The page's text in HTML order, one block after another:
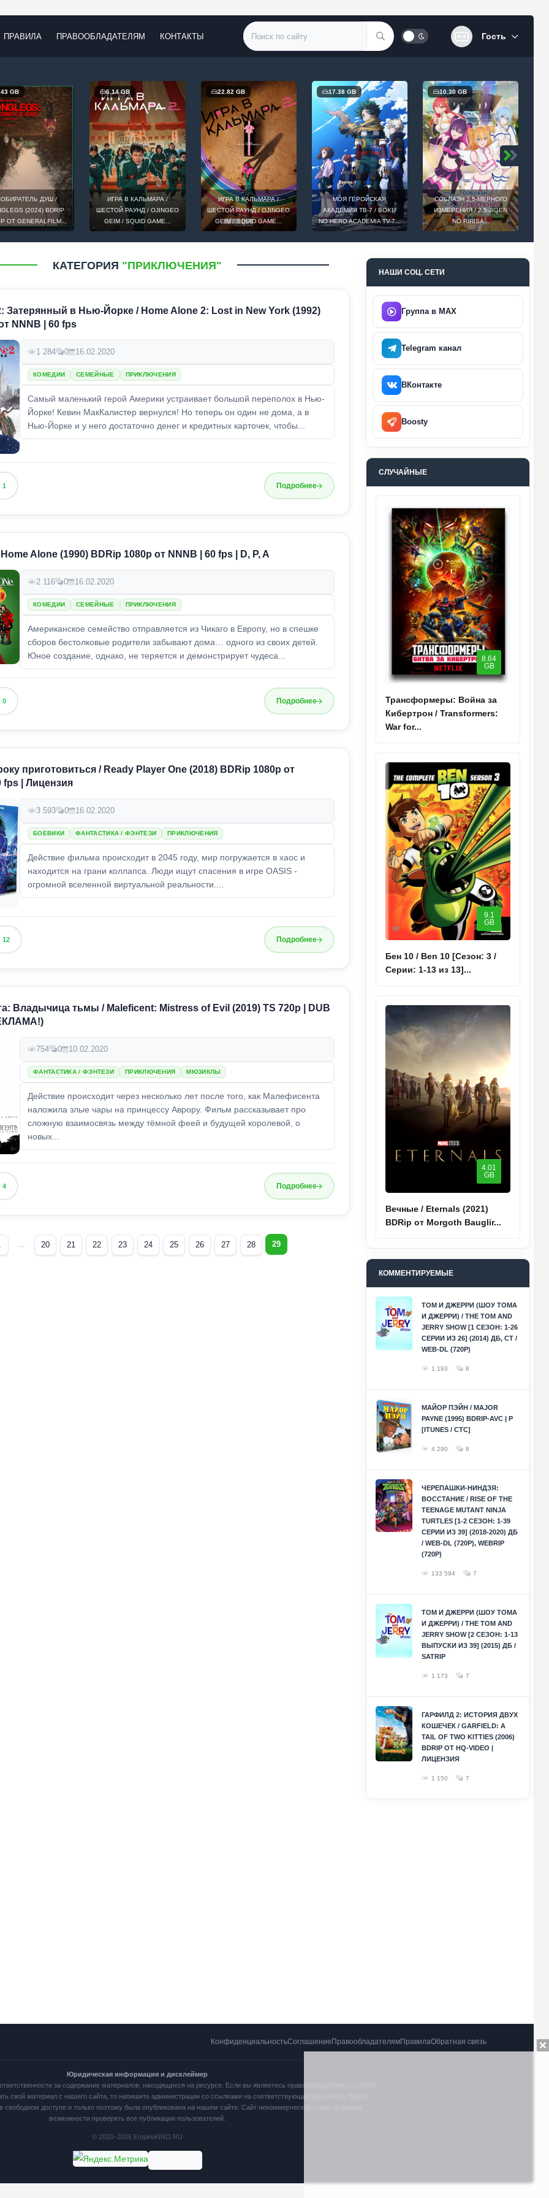
ПРАВИЛА ПРАВООБЛАДАТЕЛЯМ КОНТАКТЫ Гость
GB
ДУШ /
(2024) BDRIP
ОТ GENERALFILM...
6.14 GB
ИГРА В КАЛЬМАРА /
ШЕСТОЙ РАУНД / OJINGEO
GEIM / SQUID GAME...
22.82 GB
ИГРА В КАЛЬМАРА /
ШЕСТОЙ РАУНД / OJINGEO
GEIM / SQUID GAME...
17.38 GB
МОЯ ГЕРОЙСКАЯ
АКАДЕМИЯ ТВ-7 / BOKU
NO HERO ACADEMIA TV-7...
10.30 GB
СОБЛАЗН 2,5-МЕРНОГО
ИЗМЕРЕНИЯ / 2.5-JIGEN
NO RIRISA...
КАТЕГОРИЯ "ПРИКЛЮЧЕНИЯ"
Затерянный в Нью-Йорке / Home Alone 2: Lost in New York (1992)
NNNB | 60 fps
1 284 0 16.02.2020
КОМЕДИИ СЕМЕЙНЫЕ ПРИКЛЮЧЕНИЯ
Самый маленький герой Америки устраивает большой переполох в Нью-
Йорке! Кевин МакКалистер вернулся! Но теперь он один не дома, а в
Нью-Йорке и у него достаточно денег и кредитных карточек, чтобы...
1 Подробнее
Alone (1990) BDRip 1080p от NNNB | 60 fps | D, P, A
2 116 0 16.02.2020
КОМЕДИИ СЕМЕЙНЫЕ ПРИКЛЮЧЕНИЯ
Американское семейство отправляется из Чикаго в Европу, но в спешке
сборов бестолковые родители забывают дома… одного из своих детей.
Юное создание, однако, не теряется и демонстрирует чудеса...
0 Подробнее
приготовиться / Ready Player One (2018) BDRip 1080p от
fps | Лицензия
3 593 0 16.02.2020
БОЕВИКИ ФАНТАСТИКА / ФЭНТЕЗИ ПРИКЛЮЧЕНИЯ
Действие фильма происходит в 2045 году, мир погружается в хаос и
находится на грани коллапса. Люди ищут спасения в игре OASIS -
огромной вселенной виртуальной реальности....
12 Подробнее
Владычица тьмы / Maleficent: Mistress of Evil (2019) TS 720p | DUB
754 0 10.02.2020
ФАНТАСТИКА / ФЭНТЕЗИ ПРИКЛЮЧЕНИЯ МЮЗИКЛЫ
Действие происходит через несколько лет после того, как Малефисента
наложила злые чары на принцессу Аврору. Фильм рассказывает про
сложную взаимосвязь между тёмной феей и будущей королевой, о
новых...
4 Подробнее
... 20 21 22 23 24 25 26 27 28 29
НАШИ СОЦ. СЕТИ
Группа в MAX
Telegram канал
ВКонтакте
Boosty
СЛУЧАЙНЫЕ
8.64
GB
Трансформеры: Война за
Кибертрон / Transformers:
War for...
9.1
GB
Бен 10 / Ben 10 [Сезон: 3 /
Серии: 1-13 из 13]...
4.01
GB
Вечные / Eternals (2021)
BDRip от Morgoth Bauglir...
КОММЕНТИРУЕМЫЕ
ТОМ И ДЖЕРРИ (ШОУ ТОМА
И ДЖЕРРИ) / THE TOM AND
JERRY SHOW [1 СЕЗОН: 1-26
СЕРИИ ИЗ 26] (2014) ДБ, СТ /
WEB-DL (720P)
1 193 8
МАЙОР ПЭЙН / MAJOR
PAYNE (1995) BDRIP-AVC | P
[ITUNES / СТС]
4 290 8
ЧЕРЕПАШКИ-НИНДЗЯ:
ВОССТАНИЕ / RISE OF THE
TEENAGE MUTANT NINJA
TURTLES [1-2 СЕЗОН: 1-39
СЕРИИ ИЗ 39] (2018-2020) ДБ
/ WEB-DL (720P), WEBRIP
(720P)
133 594 7
ТОМ И ДЖЕРРИ (ШОУ ТОМА
И ДЖЕРРИ) / THE TOM AND
JERRY SHOW [2 СЕЗОН: 1-13
ВЫПУСКИ ИЗ 39] (2015) ДБ /
SATRIP
1 173 7
ГАРФИЛД 2: ИСТОРИЯ ДВУХ
КОШЕЧЕК / GARFIELD: A
TAIL OF TWO KITTIES (2006)
BDRIP ОТ HQ-VIDEO |
ЛИЦЕНЗИЯ
1 150 7
КонфиденциальностьСоглашение ПравообладателямПравилаОбратная связь
Юридическая информация и дисклеймер
за содержание материалов, находящихся на ресурсе. Если вы являетесь правообладателем и хотите
свой материал с нашего сайта, то напишите администрации со ссылками на соответствующие документы. Ваша
свободном доступе и только поэтому была опубликована на нашем сайте. Сайт некоммерческий, и мы не имеем
возможности проверять все публикации пользователей.
© 2020–2026 EmpireKINO.RU